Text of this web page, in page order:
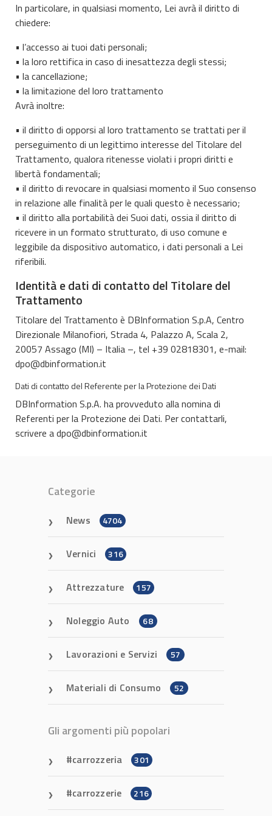
In particolare, in qualsiasi momento, Lei avrà il diritto di
chiedere:
• l’accesso ai tuoi dati personali;
• la loro rettifica in caso di inesattezza degli stessi;
• la cancellazione;
• la limitazione del loro trattamento
Avrà inoltre:
• il diritto di opporsi al loro trattamento se trattati per il
perseguimento di un legittimo interesse del Titolare del
Trattamento, qualora ritenesse violati i propri diritti e
libertà fondamentali;
• il diritto di revocare in qualsiasi momento il Suo consenso
in relazione alle finalità per le quali questo è necessario;
• il diritto alla portabilità dei Suoi dati, ossia il diritto di
ricevere in un formato strutturato, di uso comune e
leggibile da dispositivo automatico, i dati personali a Lei
riferibili.
Identità e dati di contatto del Titolare del
Trattamento
Titolare del Trattamento è DBInformation S.p.A, Centro
Direzionale Milanofiori, Strada 4, Palazzo A, Scala 2,
20057 Assago (MI) – Italia –, tel +39 02818301, e-mail:
dpo@dbinformation.it
Dati di contatto del Referente per la Protezione dei Dati
DBInformation S.p.A. ha provveduto alla nomina di
Referenti per la Protezione dei Dati. Per contattarli,
scrivere adpo@dbinformation.it
Categorie
News 4704
Vernici 316
Attrezzature 157
Noleggio Auto 68
Lavorazioni e Servizi 57
Materiali di Consumo 52
Gli argomenti più popolari
carrozzeria 301
carrozzerie 216